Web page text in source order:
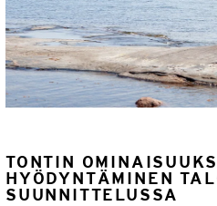
TONTIN
HYÖDYNTÄMINEN
SUUNNITTELUSSA